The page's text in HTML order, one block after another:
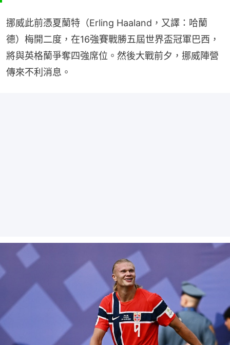
挪威此前憑夏蘭特（Erling Haaland，又譯：哈蘭
德）梅開二度，在16強賽戰勝五屆世界盃冠軍巴西，
將與英格蘭爭奪四強席位。然後大戰前夕，挪威陣營
傳來不利消息。